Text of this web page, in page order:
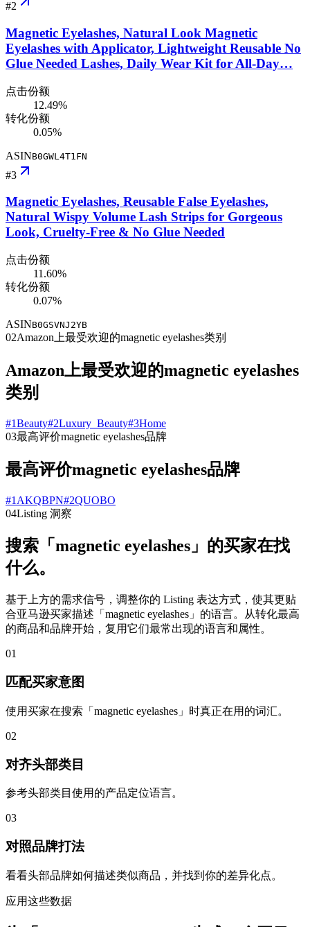
#2
Magnetic Eyelashes, Natural Look Magnetic
Eyelashes with Applicator, Lightweight Reusable No
Glue Needed Lashes, Daily Wear Kit for All-Day…
点击份额
12.49%
转化份额
0.05%
ASINB0GWL4T1FN
#3
Magnetic Eyelashes, Reusable False Eyelashes,
Natural Wispy Volume Lash Strips for Gorgeous
Look, Cruelty-Free & No Glue Needed
点击份额
11.60%
转化份额
0.07%
ASINB0GSVNJ2YB
02Amazon上最受欢迎的magnetic eyelashes类别
Amazon上最受欢迎的magnetic eyelashes
类别
#1Beauty#2Luxury_Beauty#3Home
03最高评价magnetic eyelashes品牌
最高评价magnetic eyelashes品牌
#1 AKQBPN#2QUOBO
04Listing 洞察
搜索「magnetic eyelashes」的买家在找
什么。
基于上方的需求信号，调整你的 Listing 表达方式，使其更贴
合亚马逊买家描述「magnetic eyelashes」的语言。从转化最高
的商品和品牌开始，复用它们最常出现的语言和属性。
01
匹配买家意图
使用买家在搜索「magnetic eyelashes」时真正在用的词汇。
02
对齐头部类目
参考头部类目使用的产品定位语言。
03
对照品牌打法
看看头部品牌如何描述类似商品，并找到你的差异化点。
应用这些数据